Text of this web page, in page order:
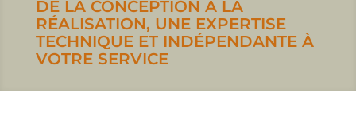
DE LA CONCEPTION À LA
RÉALISATION, UNE EXPERTISE
TECHNIQUE ET INDÉPENDANTE À
VOTRE SERVICE